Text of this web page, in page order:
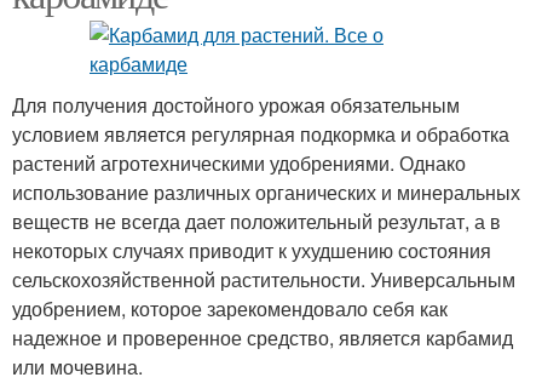
Для получения достойного урожая обязательным
условием является регулярная подкормка и обработка
растений агротехническими удобрениями. Однако
использование различных органических и минеральных
веществ не всегда дает положительный результат, а в
некоторых случаях приводит к ухудшению состояния
сельскохозяйственной растительности. Универсальным
удобрением, которое зарекомендовало себя как
надежное и проверенное средство, является карбамид
или мочевина.